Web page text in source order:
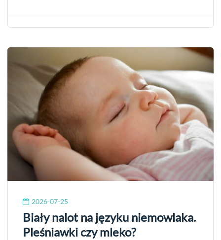
2026-07-25
Biały nalot na języku niemowlaka.
Pleśniawki czy mleko?